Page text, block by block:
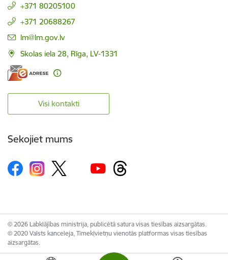
+371 80205100
+371 20688267
E-pasts:
lm@lm.gov.lv
Skolas iela 28, Rīga, LV-1331
Visi kontakti
Sekojiet mums
© 2026 Labklājības ministrija, publicētā satura visas tiesības aizsargātas.
© 2020 Valsts kanceleja, Tīmekļvietņu vienotās platformas visas tiesības
aizsargātas.